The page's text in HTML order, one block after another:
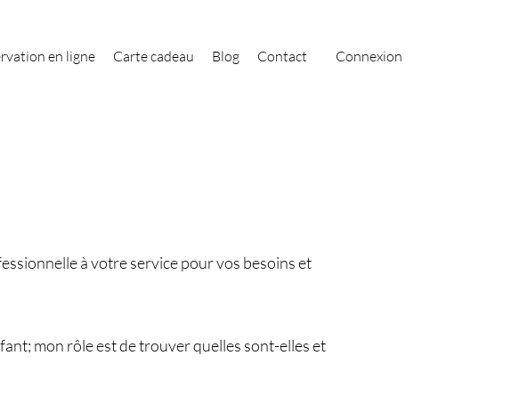
en ligne Carte cadeau Blog Contact Connexion
à votre service pour vos besoins et
mon rôle est de trouver quelles sont-elles et